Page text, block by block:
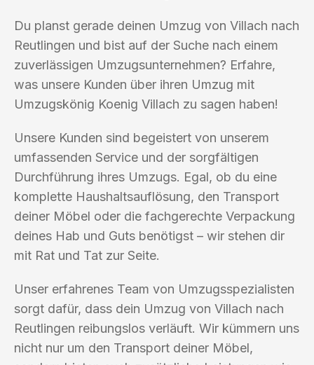
Du planst gerade deinen Umzug von Villach nach
Reutlingen und bist auf der Suche nach einem
zuverlässigen Umzugsunternehmen? Erfahre,
was unsere Kunden über ihren Umzug mit
Umzugskönig Koenig Villach zu sagen haben!
Unsere Kunden sind begeistert von unserem
umfassenden Service und der sorgfältigen
Durchführung ihres Umzugs. Egal, ob du eine
komplette Haushaltsauflösung, den Transport
deiner Möbel oder die fachgerechte Verpackung
deines Hab und Guts benötigst – wir stehen dir
mit Rat und Tat zur Seite.
Unser erfahrenes Team von Umzugsspezialisten
sorgt dafür, dass dein Umzug von Villach nach
Reutlingen reibungslos verläuft. Wir kümmern uns
nicht nur um den Transport deiner Möbel,